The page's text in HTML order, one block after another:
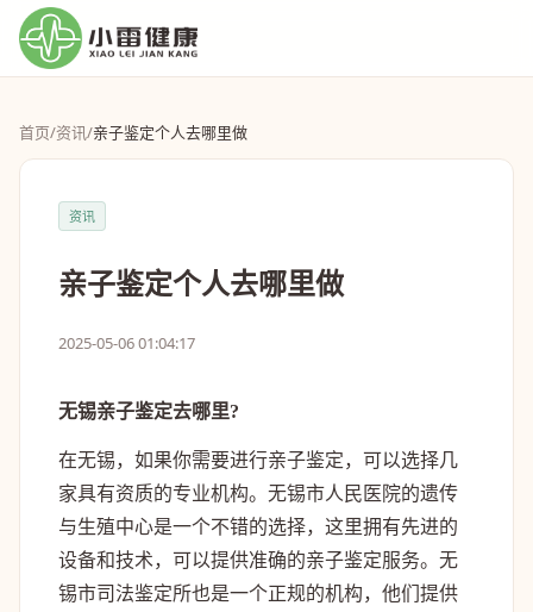
首页/资讯/亲子鉴定个人去哪里做
资讯
亲子鉴定个人去哪里做
2025-05-06 01:04:17
无锡亲子鉴定去哪里?
在无锡，如果你需要进行亲子鉴定，可以选择几
家具有资质的专业机构。无锡市人民医院的遗传
与生殖中心是一个不错的选择，这里拥有先进的
设备和技术，可以提供准确的亲子鉴定服务。无
锡市司法鉴定所也是一个正规的机构，他们提供